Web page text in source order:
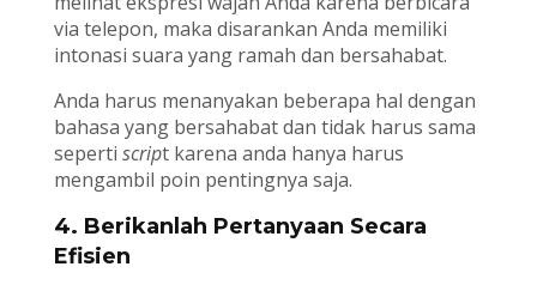
via telepon, maka disarankan Anda memiliki
intonasi suara yang ramah dan bersahabat.
Anda harus menanyakan beberapa hal dengan
bahasa yang bersahabat dan tidak harus sama
seperti script karena anda hanya harus
mengambil poin pentingnya saja.
4. Berikanlah Pertanyaan Secara
Efisien